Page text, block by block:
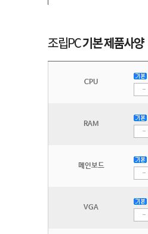
CPU
RAM
메인보드
VGA